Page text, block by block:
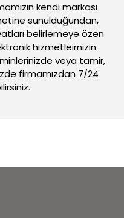
kendi markası
sunulduğundan,
belirlemeye özen
hizmetleirnizin
veya tamir,
firmamızdan 7/24